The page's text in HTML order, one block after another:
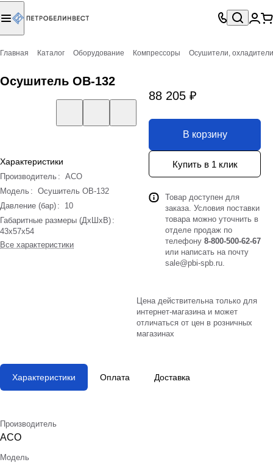
Главная Каталог Оборудование Компрессоры Осушители, охладители
Осушитель ОВ-132
Характеристики
Производитель : АСО
Модель : Осушитель ОВ-132
Давление (бар) :
10
Габаритные размеры (ДхШхВ) :
43х57х54
Все характеристики
88 205 ₽
В корзину
Купить в 1 клик
Товар доступен для
заказа. Условия поставки
товара можно уточнить в
отделе продаж по
телефону 8-800-500-62-67
или написать на почту
sale@pbi-spb.ru.
Цена действительна только для
интернет-магазина и может
отличаться от цен в розничных
магазинах
Характеристики Оплата Доставка
Производитель
АСО
Модель